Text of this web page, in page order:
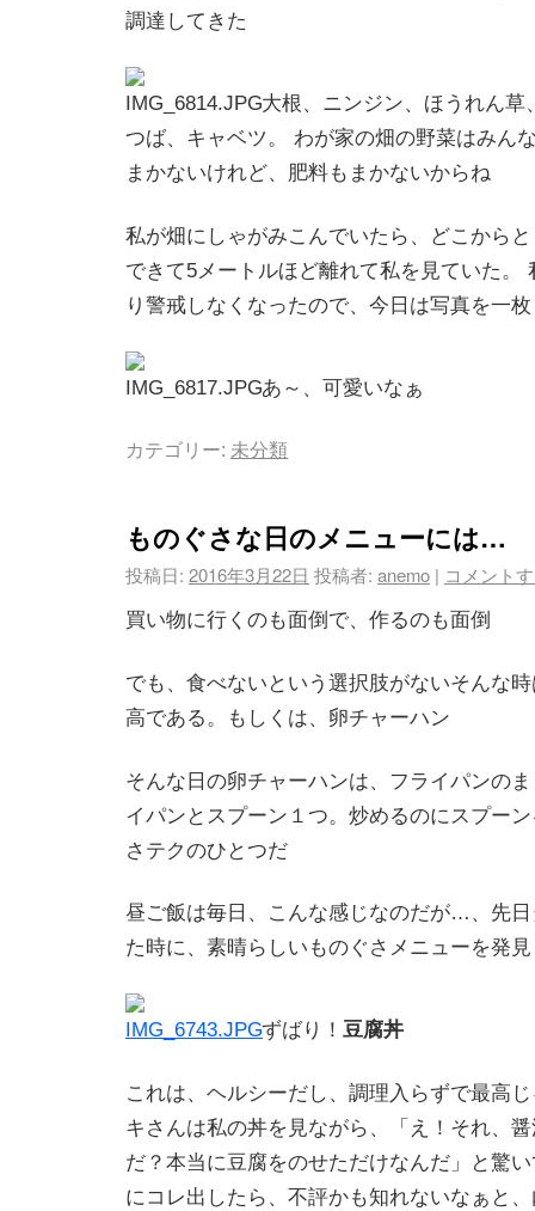
調達してきた
大根、ニンジン、ほうれん草
つば、キャベツ。 わが家の畑の野菜はみん
まかないけれど、肥料もまかないからね
私が畑にしゃがみこんでいたら、どこから
できて5メートルほど離れて私を見ていた。
り警戒しなくなったので、今日は写真を一枚
あ～、可愛いなぁ
カテゴリー: 未分類
ものぐさな日のメニューには…
投稿日: 2016年3月22日 投稿者: anemo | コメント
買い物に行くのも面倒で、作るのも面倒
でも、食べないという選択肢がないそんな
高である。もしくは、卵チャーハン
そんな日の卵チャーハンは、フライパンの
イパンとスプーン１つ。炒めるのにスプー
さテクのひとつだ
昼ご飯は毎日、こんな感じなのだが…、先
た時に、素晴らしいものぐさメニューを発
ずばり！ 豆腐丼
これは、ヘルシーだし、調理入らずで最高
キさんは私の丼を見ながら、「え！それ、
だ？本当に豆腐をのせただけなんだ 」と驚
にコレ出したら、不評かも知れないなぁと